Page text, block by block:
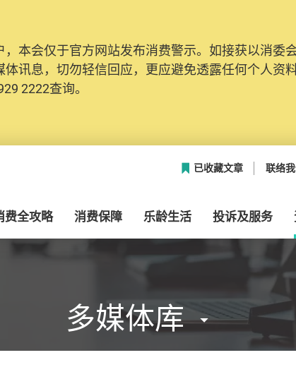
，本会仅于官方网站发布消费警示。如接获以消委
体讯息，切勿轻信回应，更应避免透露任何个人资
2222查询。
已收藏文章 联络
费全攻略 消费保障 乐龄生活 投诉及服务
多媒体库